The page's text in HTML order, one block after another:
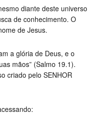
diante deste universo
de conhecimento. O
de Jesus.
a glória de Deus, e o
mãos” (Salmo 19.1).
criado pelo SENHOR